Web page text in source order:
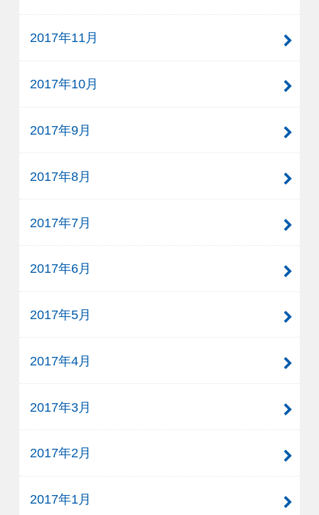
2017年11月
2017年10月
2017年9月
2017年8月
2017年7月
2017年6月
2017年5月
2017年4月
2017年3月
2017年2月
2017年1月